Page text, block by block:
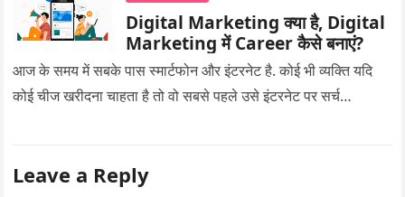
Digital Marketing क्या है, Digital
Marketing में Career कैसे बनाएं?
आज के समय में सबके पास स्मार्टफोन और इंटरनेट है. कोई भी व्यक्ति यदि
कोई चीज खरीदना चाहता है तो वो सबसे पहले उसे इंटरनेट पर सर्च…
Leave a Reply